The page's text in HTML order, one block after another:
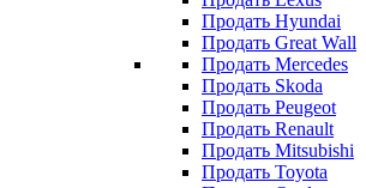
Продать Hyundai
Продать Great Wall
Продать Mercedes
Продать Skoda
Продать Peugeot
Продать Renault
Продать Mitsubishi
Продать Toyota